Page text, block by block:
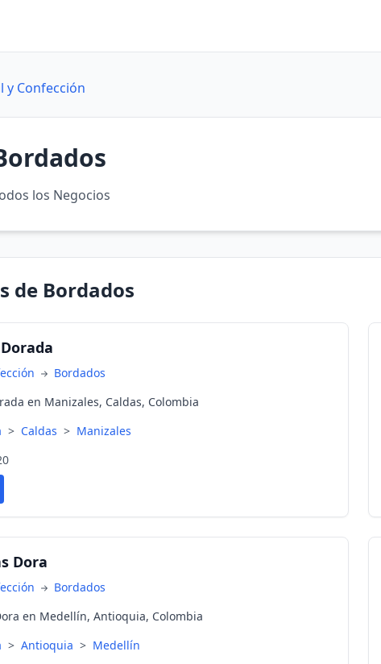
y Confección
los Negocios
de Bordados
Bordados
en Manizales, Caldas, Colombia
> Caldas > Manizales
Dora
Bordados
en Medellín, Antioquia, Colombia
> Antioquia > Medellín